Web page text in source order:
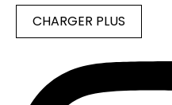
CHARGER PLUS